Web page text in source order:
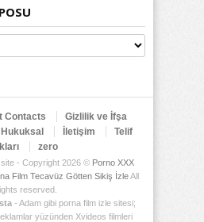
Contacts
Gizlilik ve İfşa
Hukuksal İletişim
Telif
zero
- Copyright 2026 © Porno XXX
Film Tecavüz Götten Sikiş İzleAll
reserved.
- Adam gibi porna film izle sitesi;
yüzünden Xvideos filmleri